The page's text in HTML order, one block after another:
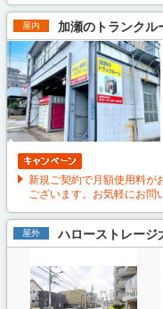
屋内 加瀬のトランクル
新規ご契約で月額使用料が
ございます。お気軽にお問
屋外 ハローストレージ